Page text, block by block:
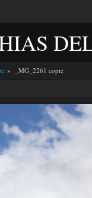
» _MG_2261 copie